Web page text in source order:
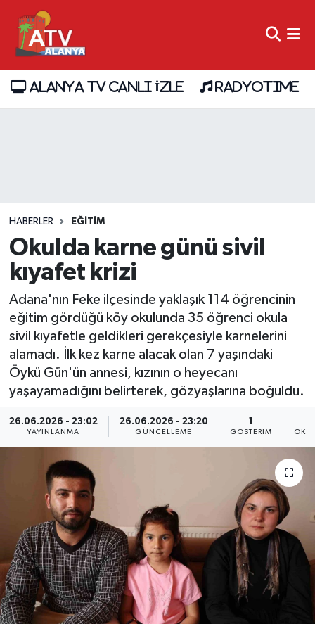
ALANYA TV CANLI İZLE RADYOTIME
HABERLER EĞİTİM
Okulda karne günü sivil
kıyafet krizi
Adana'nın Feke ilçesinde yaklaşık 114 öğrencinin
eğitim gördüğü köy okulunda 35 öğrenci okula
sivil kıyafetle geldikleri gerekçesiyle karnelerini
alamadı. İlk kez karne alacak olan 7 yaşındaki
Öykü Gün'ün annesi, kızının o heyecanı
yaşayamadığını belirterek, gözyaşlarına boğuldu.
26.06.2026 - 23:02
YAYINLANMA
26.06.2026 - 23:20
GÜNCELLEME
1
GÖSTERIM